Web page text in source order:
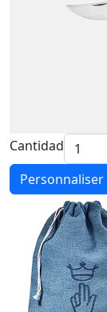
Cantidad
Personnaliser